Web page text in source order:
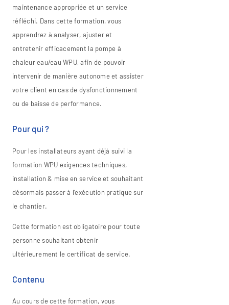
maintenance appropriée et un service
réfléchi. Dans cette formation, vous
apprendrez à analyser, ajuster et
entretenir efficacement la pompe à
chaleur eau/eau WPU, afin de pouvoir
intervenir de manière autonome et assister
votre client en cas de dysfonctionnement
ou de baisse de performance.
Pour qui ?
Pour les installateurs ayant déjà suivi la
formation WPU exigences techniques,
installation & mise en service et souhaitant
désormais passer à l’exécution pratique sur
le chantier.
Cette formation est obligatoire pour toute
personne souhaitant obtenir
ultérieurement le certificat de service.
Contenu
Au cours de cette formation, vous